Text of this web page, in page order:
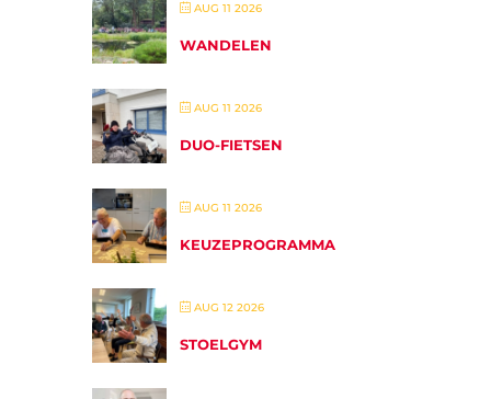
AUG 11 2026
WANDELEN
AUG 11 2026
DUO-FIETSEN
AUG 11 2026
KEUZEPROGRAMMA
AUG 12 2026
STOELGYM